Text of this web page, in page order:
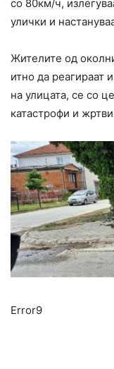
со 80км/ч,
улички и
Жителите од
итно да реагираат
на улицата, се со
катастрофи и
Error9